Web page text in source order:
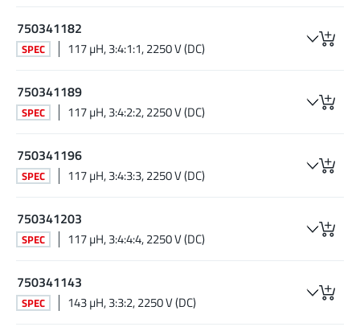
750341182
SPEC 117 µH, 3:4:1:1, 2250 V (DC)
750341189
SPEC 117 µH, 3:4:2:2, 2250 V (DC)
750341196
SPEC 117 µH, 3:4:3:3, 2250 V (DC)
750341203
SPEC 117 µH, 3:4:4:4, 2250 V (DC)
750341143
SPEC 143 µH, 3:3:2, 2250 V (DC)